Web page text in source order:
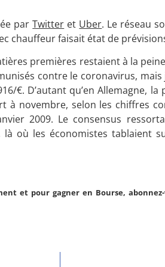
parTwitter et Uber. Le réseau
chauffeur faisait état de
premières restaient à la
contre le coronavirus,
€. D’autant qu’en Allemagne,
à novembre, selon les chiffres
2009. Le consensus
là où les économistes tablaient
et pour gagner en Bourse, abonnez-